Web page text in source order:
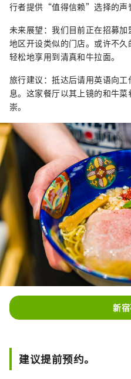
行者提供“值得信赖”选择的声
未来展望：我们目前正在招募
地区开设类似的门店。或许不
轻松地享用到清真和牛拉面。
旅行建议：抵达后请用英语向
息。这家餐厅以其上镜的和牛
崇。
新
建议提前预约。